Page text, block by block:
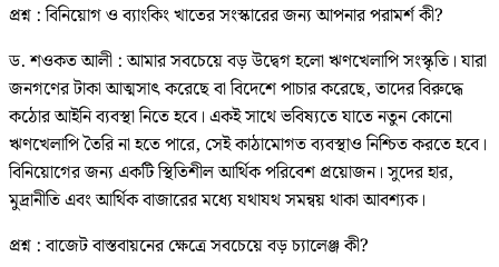
প্রশ্ন : বিনিয়োগ ও ব্যাংকিং খাতের সংস্কারের জন্য আপনার পরামর্শ কী?
ড. শওকত আলী : আমার সবচেয়ে বড় উদ্বেগ হলো ঋণখেলাপি সংস্কৃতি। যারা
জনগণের টাকা আত্মসাৎ করেছে বা বিদেশে পাচার করেছে, তাদের বিরুদ্ধে
কঠোর আইনি ব্যবস্থা নিতে হবে। একই সাথে ভবিষ্যতে যাতে নতুন কোনো
ঋণখেলাপি তৈরি না হতে পারে, সেই কাঠামোগত ব্যবস্থাও নিশ্চিত করতে হবে।
বিনিয়োগের জন্য একটি স্থিতিশীল আর্থিক পরিবেশ প্রয়োজন। সুদের হার,
মুদ্রানীতি এবং আর্থিক বাজারের মধ্যে যথাযথ সমন্বয় থাকা আবশ্যক।
প্রশ্ন : বাজেট বাস্তবায়নের ক্ষেত্রে সবচেয়ে বড় চ্যালেঞ্জ কী?